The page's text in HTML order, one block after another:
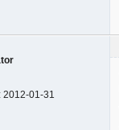
2012-01-31